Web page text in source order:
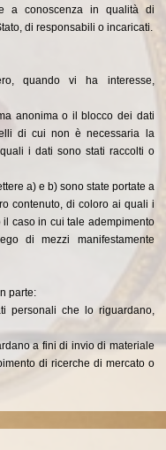
a conoscenza in qualità di
di responsabili o incaricati.
quando vi ha interesse,
anonima o il blocco dei dati
di cui non è necessaria la
i dati sono stati raccolti o
a) e b) sono state portate a
contenuto, di coloro ai quali i
caso in cui tale adempimento
di mezzi manifestamente
parte:
personali che lo riguardano,
a fini di invio di materiale
di ricerche di mercato o